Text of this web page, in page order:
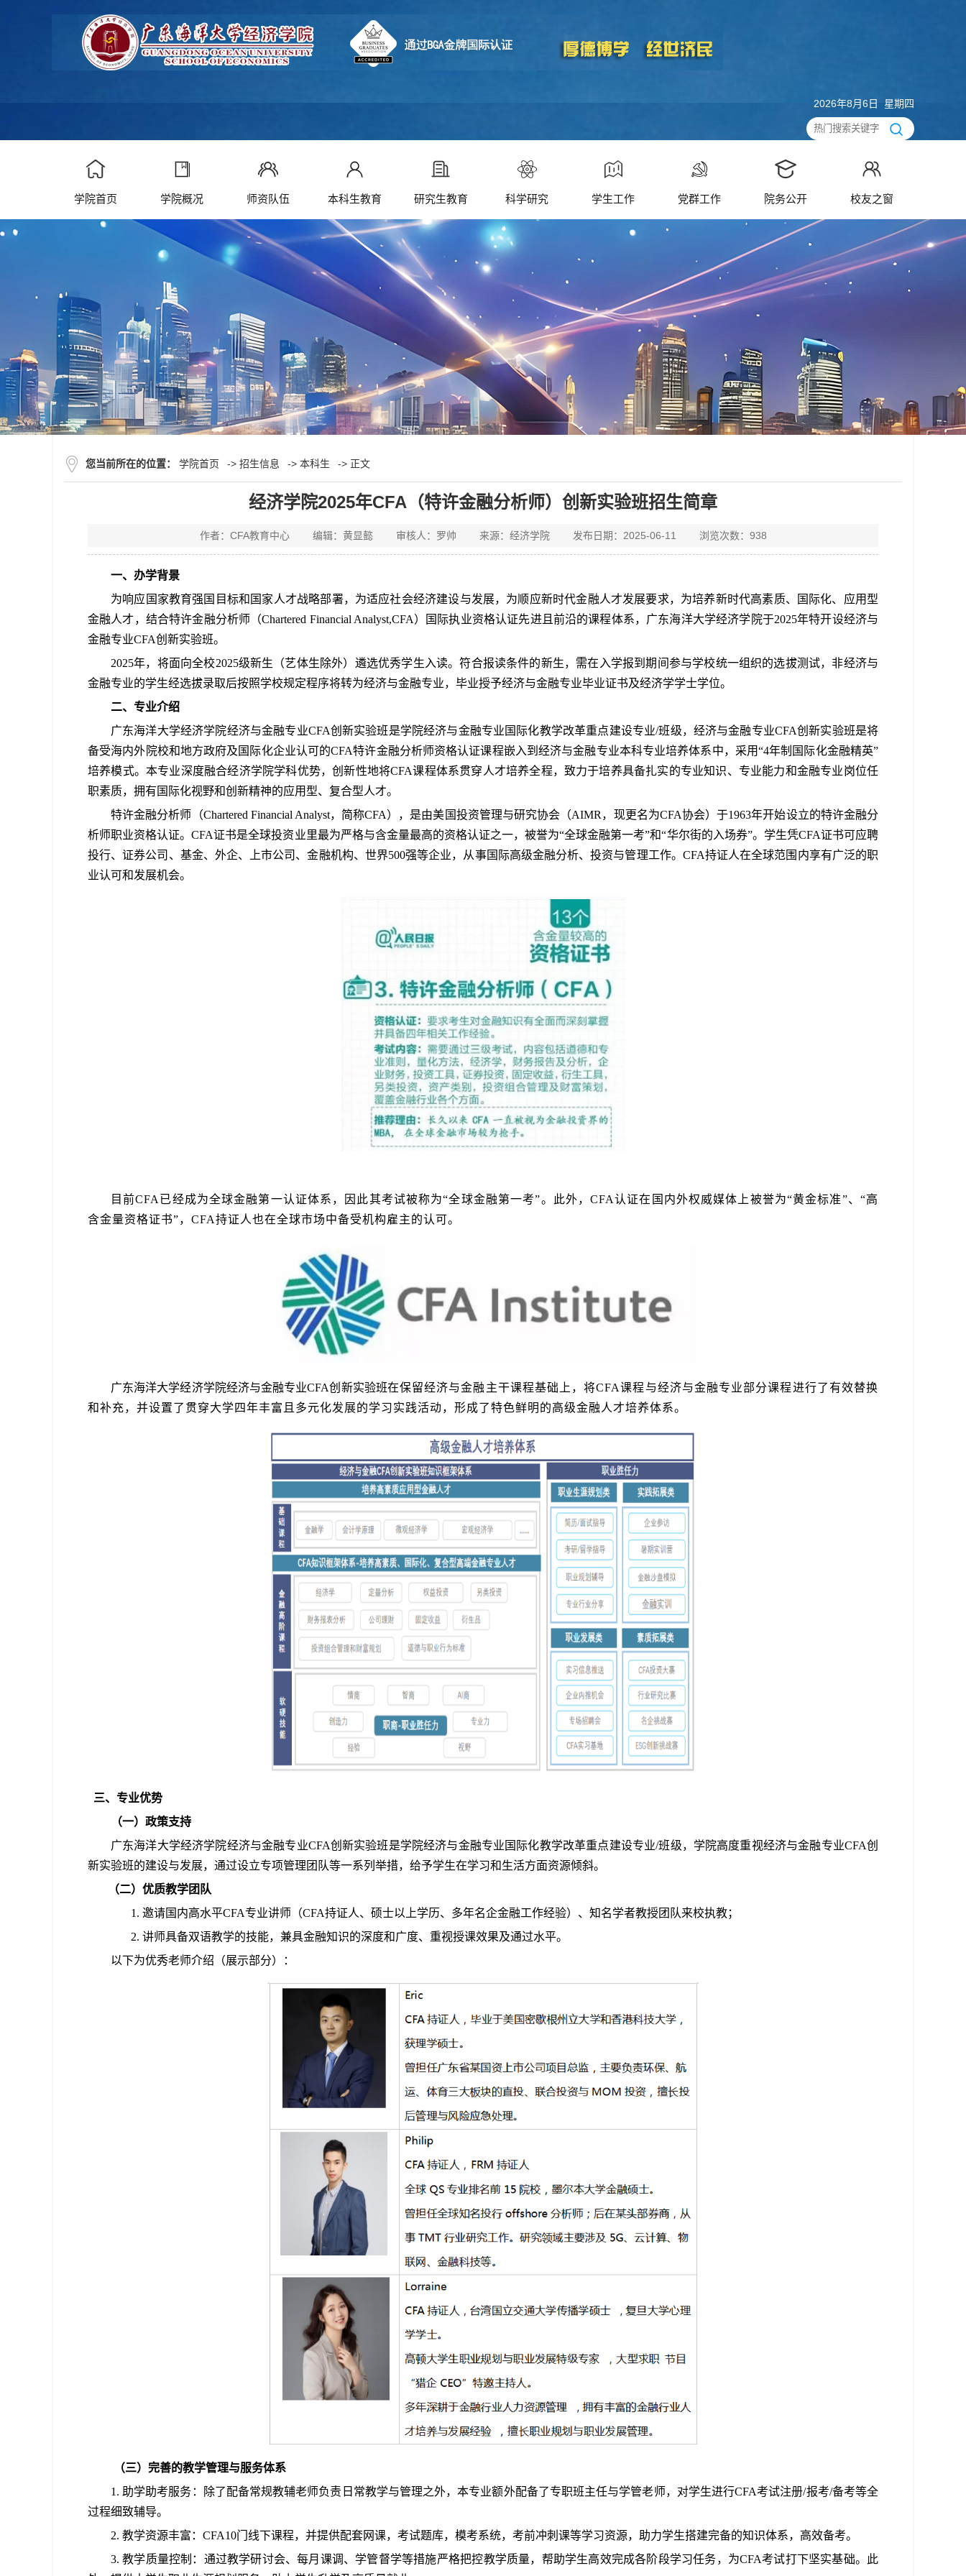
2026年8月6日 星期四
学院首页 学院概况 师资队伍 本科生教育 研究生教育 科学研究 学生工作 党群工作 院务公开 校友之窗
您当前所在的位置： 学院首页 -> 招生信息 -> 本科生 -> 正文
经济学院2025年CFA（特许金融分析师）创新实验班招生简章
作者：CFA教育中心 编辑：黄显懿 审核人：罗帅 来源：经济学院 发布日期：2025-06-11 浏览次数： 938
一、办学背景
为响应国家教育强国目标和国家人才战略部署，为适应社会经济建设与发展，为顺应新时代金融人才发展要求，为培养新时代高素质、国际化、应用型
金融人才，结合特许金融分析师（Chartered Financial Analyst,CFA）国际执业资格认证先进且前沿的课程体系， 广东海洋大学经济学院于2025年特开设经济与
金融专业CFA创新实验班。
2025年，将面向全校2025级新生（艺体生除外）遴选优秀学生入读。符合报读条件的新生，需在入学报到期间参与学校统一组织的选拔测试，非经济与
金融专业的学生经选拔录取后按照学校规定程序将转为经济与金融专业，毕业授予经济与金融专业毕业证书及经济学学士学位。
二、专业介绍
广东海洋大学经济学院经济与金融专业CFA创新实验班是学院经济与金融专业国际化教学改革重点建设专业/班级， 经济与金融专业CFA创新实验班是将
备受海内外院校和地方政府及国际化企业认可的CFA特许金融分析师资格认证课程嵌入到 经济与金融专业本科专业培养体系中，采用“4年制国际化金融精英”
培养模式。本专业深度融合经济学院学科优势，创新性地将CFA课程体系贯穿人才培养全程，致力于培养具备扎实的专业知识、专业能力和金融专业岗位任
职素质，拥有国际化视野和创新精神的应用型、复合型人才。
特许金融分析师（Chartered Financial Analyst，简称CFA），是由美国投资管理与研究协会（AIMR ，现更名为CFA协会）于1963年开始设立的特许金融分
析师职业资格认证。CFA证书是全球投资业里最为严格与含金量最高的资格认证之一，被誉为“全球金融第一考”和“华尔街的入场券”。学生凭CFA证书可应聘
投行、证券公司、基金、外企、上市公司、金融机构、世界500强等企业，从事国际高级金融分析、投资与管理工作。 CFA持证人在全球范围内享有广泛的职
业认可和发展机会。
目前CFA 已经成为全球金融第一认证体系，因此其考试被称为“全球金融第一考”。此外，CFA认证在国内外权威媒体上被誉为“黄金标准”、“高
含金量资格证书”， CFA持证人也在全球市场中备受机构雇主的认可。
广东海洋大学经济学院经济与金融专业CFA创新实验班在保留经济与金融主干课程基础上，将CFA课程与经济与金融专业部分课程进行了有效替换
和补充，并设置了贯穿大学四年丰富且多元化发展的学习实践活动，形成了特色鲜明的高级金融人才培养体系。
三、专业优势
（一）政策支持
广东海洋大学经济学院经济与金融专业CFA创新实验班是学院经济与金融专业国际化教学改革重点建设专业/班级，学院高度重视经济与金融专业CFA创
新实验班的建设与发展，通过设立专项管理团队等一系列举措，给予学生在学习和生活方面资源倾斜。
（二） 优质教学团队
1. 邀请国内高水平CFA专业讲师（CFA持证人、硕士以上学历、多年名企金融工作经验）、知名学者教授团队来校执教；
2. 讲师具备双语教学的技能，兼具金融知识的深度和广度、重视授课效果及通过水平。
以下为优秀老师介绍（展示部分）：
（三）完善的教学管理与服务体系
1. 助学助考服务：除了配备常规教辅老师负责日常教学与管理之外，本专业额外配备了专职班主任与学管老师，对学生进行CFA考试注册/报考/备考等全
过程细致辅导。
2. 教学资源丰富： CFA10门线下课程，并提供配套网课，考试题库，模考系统，考前冲刺课等学习资源，助力学生搭建完备的知识体系，高效备考。
3. 教学质量控制：通过教学研讨会、每月课调、学管督学等措施严格把控教学质量，帮助学生高效完成各阶段学习任务，为CFA考试打下坚实基础。此